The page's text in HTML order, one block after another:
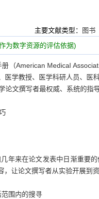
主要文献类型： 图书
为数字资源的评估依据)
（American Medical
医学教授、医学科研人员、
论文撰写者最权威、系统的
年来在论文发表中日渐重要
，让论文撰写者从实验开展到
围内的搜寻